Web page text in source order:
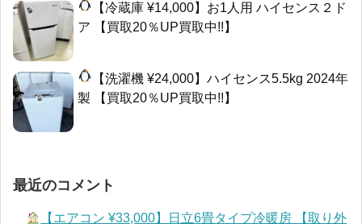
【冷蔵庫 ¥14,000】お1人用 ハイセンス２ド
ア 【買取20％UP買取中!!】
【洗濯機 ¥24,000】ハイセンス5.5kg 2024年
製 【買取20％UP買取中!!】
最近のコメント
【エアコン ¥33,000】日立6畳タイプ冷暖房 【取り外